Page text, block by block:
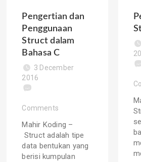
Pengertian dan
Penggunaan
Struct dalam
Bahasa C
3 December
2016
Comments
Mahir Koding –
Struct adalah tipe
data bentukan yang
berisi kumpulan